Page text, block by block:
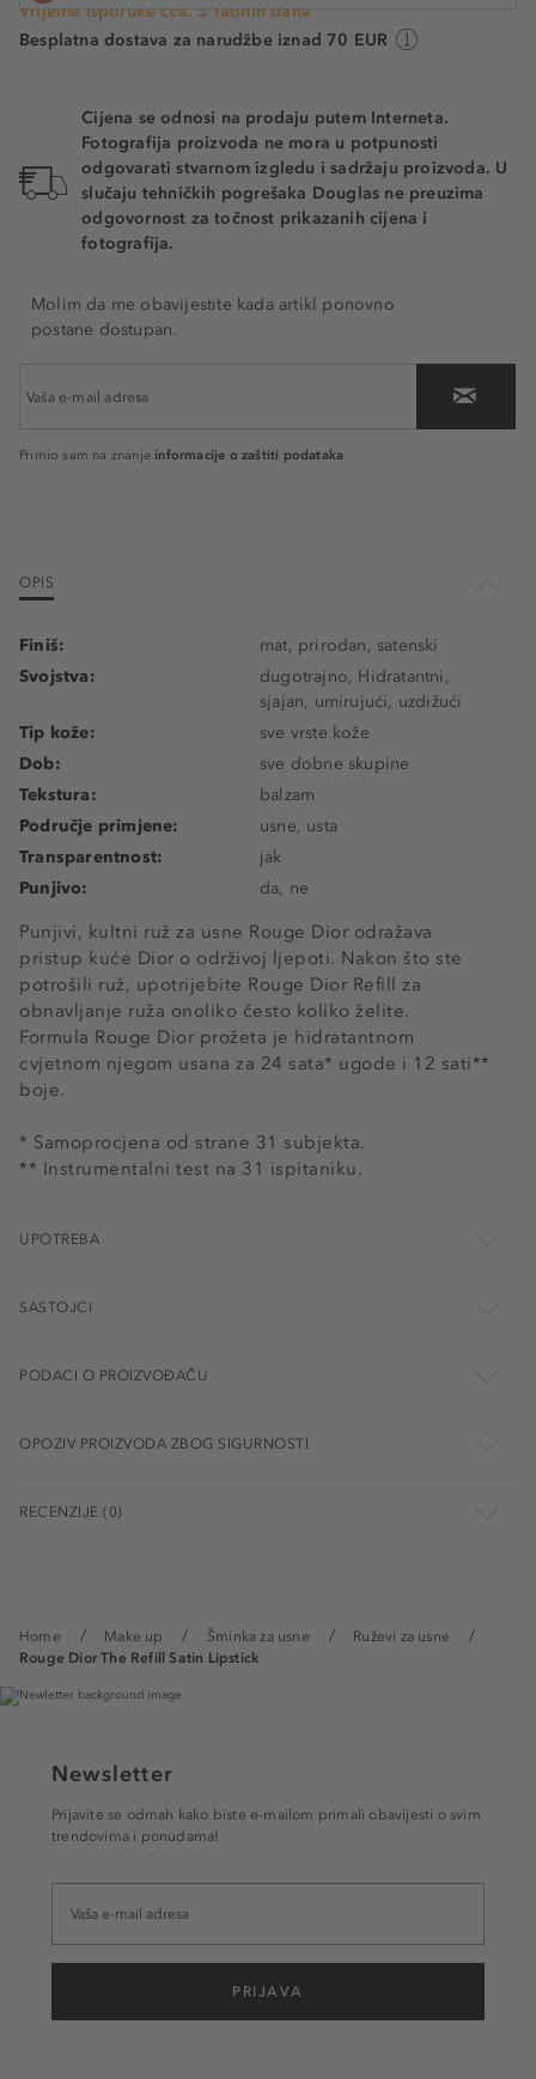
Home Make up Šminka za usne
Ruževi za usne
Rouge Dior The Refill Satin Lipstick
Cherie
Vrijeme isporuke cca. 5 radnih dana
Besplatna dostava za narudžbe iznad 70 EUR
Cijena se odnosi na prodaju putem Interneta.
Fotografija proizvoda ne mora u potpunosti
odgovarati stvarnom izgledu i sadržaju proizvoda. U
slučaju tehničkih pogrešaka Douglas ne preuzima
odgovornost za točnost prikazanih cijena i
fotografija.
Molim da me obavijestite kada artikl ponovno
postane dostupan.
Primio sam na znanje informacije o zaštiti podataka
OPIS
Punjivi, kultni ruž za usne Rouge Dior odražava
pristup kuće Dior o održivoj ljepoti. Nakon što ste
potrošili ruž, upotrijebite Rouge Dior Refill za
obnavljanje ruža onoliko često koliko želite.
Formula Rouge Dior prožeta je hidratantnom
cvjetnom njegom usana za 24 sata* ugode i 12 sati**
boje.
* Samoprocjena od strane 31 subjekta.
** Instrumentalni test na 31 ispitaniku.
Finiš:
mat, prirodan, satenski
Svojstva:
dugotrajno, Hidratantni,
sjajan, umirujući, uzdižući
Tip kože:
sve vrste kože
Dob:
sve dobne skupine
Tekstura:
balzam
Područje primjene:
usne, usta
Transparentnost:
jak
Punjivo:
da, ne
UPOTREBA
SASTOJCI
PODACI O PROIZVOĐAČU
OPOZIV PROIZVODA ZBOG SIGURNOSTI
RECENZIJE (0)
Newsletter
Prijavite se odmah kako biste e-mailom primali obavijesti o svim
trendovima i ponudama!
PRIJAVA